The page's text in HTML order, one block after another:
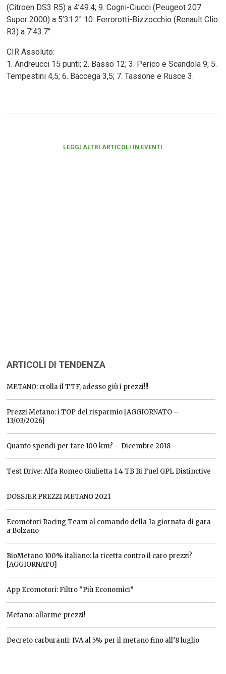
(Citroen DS3 R5) a 4’49.4; 9. Cogni-Ciucci (Peugeot 207
Super 2000) a 5’31.2″ 10. Ferrorotti-Bizzocchio (Renault Clio
R3) a 7’43.7″.
CIR Assoluto:
1. Andreucci 15 punti; 2. Basso 12; 3. Perico e Scandola 9; 5.
Tempestini 4,5; 6. Baccega 3,5; 7. Tassone e Rusce 3.
LEGGI ALTRI ARTICOLI IN EVENTI
ARTICOLI DI TENDENZA
METANO: crolla il TTF, adesso giù i prezzi!!!
Prezzi Metano: i TOP del risparmio [AGGIORNATO –
13/03/2026]
Quanto spendi per fare 100 km? – Dicembre 2018
Test Drive: Alfa Romeo Giulietta 1.4 TB Bi Fuel GPL Distinctive
DOSSIER PREZZI METANO 2021
Ecomotori Racing Team al comando della 1a giornata di gara
a Bolzano
BioMetano 100% italiano: la ricetta contro il caro prezzi?
[AGGIORNATO]
App Ecomotori: Filtro “Più Economici”
Metano: allarme prezzi!
Decreto carburanti: IVA al 5% per il metano fino all’8 luglio